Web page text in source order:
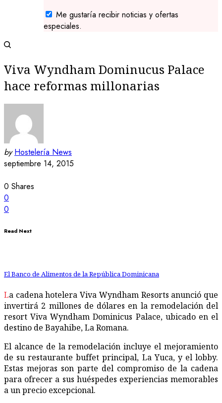
Me gustaría recibir noticias y ofertas
especiales.
Viva Wyndham Dominucus Palace
hace reformas millonarias
by Hostelería News
septiembre 14, 2015
0 Shares
0
0
Read Next
El Banco de Alimentos de la República Dominicana
La cadena hotelera Viva Wyndham Resorts anunció que
invertirá 2 millones de dólares en la remodelación del
resort Viva Wyndham Dominicus Palace, ubicado en el
destino de Bayahibe, La Romana.
El alcance de la remodelación incluye el mejoramiento
de su restaurante buffet principal, La Yuca, y el lobby.
Estas mejoras son parte del compromiso de la cadena
para ofrecer a sus huéspedes experiencias memorables
a un precio excepcional.